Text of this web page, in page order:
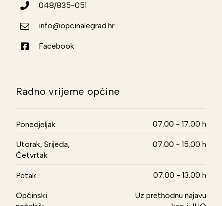
048/835-051
info@opcinalegrad.hr
Facebook
Radno vrijeme općine
Ponedjeljak 07.00 - 17.00 h
Utorak, Srijeda,
Četvrtak
07.00 - 15.00 h
Petak 07.00 - 13.00 h
Općinski
Uz prethodnu najavu